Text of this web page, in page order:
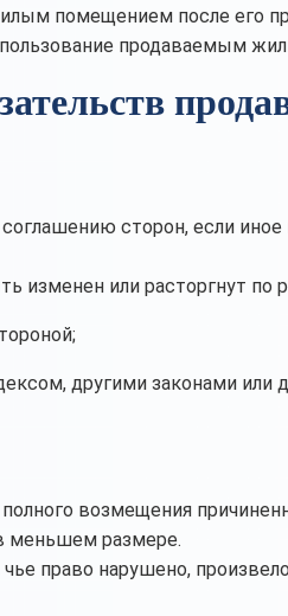
помещением после его
пользование продаваемым
сторон, если
изменен или расторгнут по
другими законами или
возмещения
меньшем размере.
право нарушено,